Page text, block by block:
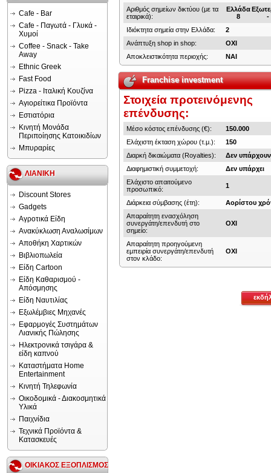
Cafe - Bar
Cafe - Παγωτά - Γλυκά -
Χυμοί
Coffee - Snack - Take
Away
Ethnic Greek
Fast Food
Pizza - Ιταλική Κουζίνα
Αγιορείτικα Προϊόντα
Εστιατόρια
Κινητή Μονάδα
Περιποίησης Κατοικιδίων
Μπυραρίες
ΛΙΑΝΙΚΗ
Discount Stores
Gadgets
Αγροτικά Είδη
Ανακύκλωση Αναλωσίμων
Αποθήκη Χαρτικών
Βιβλιοπωλεία
Είδη Cartoon
Είδη Καθαρισμού -
Απόσμησης
Είδη Ναυτιλίας
Εξωλέμβιες Μηχανές
Εφαρμογές Συστημάτων
Λιανικής Πώλησης
Ηλεκτρονικά τσιγάρα &
είδη καπνού
Καταστήματα Home
Entertainment
Κινητή Τηλεφωνία
Οικοδομικά - Διακοσμητικά
Υλικά
Παιχνίδια
Τεχνικά Προϊόντα &
Κατασκευές
ΟΙΚΙΑΚΟΣ ΕΞΟΠΛΙΣΜΟΣ
Αριθμός σημείων δικτύου (με τα
εταιρικά):
Ελλάδα
8
-
Ιδιόκτητα σημεία στην Ελλάδα:
2
Ανάπτυξη shop in shop:
ΟΧΙ
Αποκλειστικότητα περιοχής:
ΝΑΙ
Franchise investment
Στοιχεία προτεινόμενης
επένδυσης:
Μέσο κόστος επένδυσης (€):
150.000
Ελάχιστη έκταση χώρου (τ.μ.):
150
Διαρκή δικαιώματα (Royalties):
Δεν υπάρχουν
Διαφημιστική συμμετοχή:
Δεν υπάρχει
Ελάχιστο απαιτούμενο
προσωπικό:
1
Διάρκεια σύμβασης (έτη):
Αορίστου
Απαραίτητη ενασχόληση
συνεργάτη/επενδυτή στο
σημείο:
ΟΧΙ
Απαραίτητη προηγούμενη
εμπειρία συνεργάτη/επενδυτή
στον κλάδο:
ΟΧΙ